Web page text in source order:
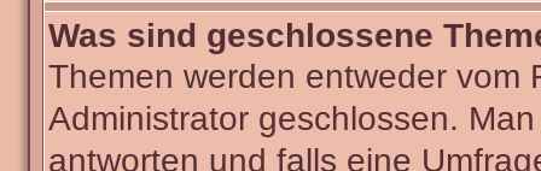
Was sind geschlossene
Themen werden entweder vom
Administrator geschlossen.
antworten und falls eine